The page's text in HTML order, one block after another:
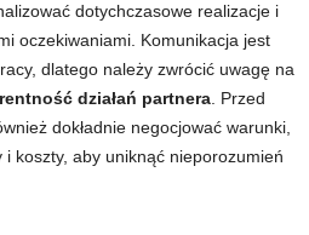
dotychczasowe realizacje i
oczekiwaniami. Komunikacja jest
dlatego należy zwrócić uwagę na
działań partnera . Przed
dokładnie negocjować warunki,
i koszty, aby uniknąć nieporozumień